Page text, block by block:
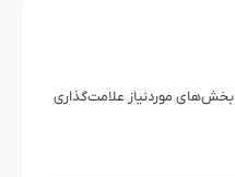
بخش‌های موردنیاز علامت‌گذاری